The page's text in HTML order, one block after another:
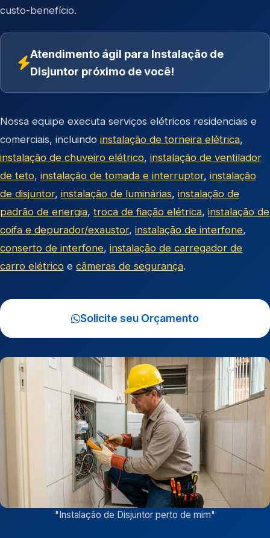
custo-benefício.
Atendimento ágil para Instalação de
Disjuntor próximo de você!
Nossa equipe executa serviços elétricos residenciais e
comerciais, incluindo instalação de torneira elétrica,
instalação de chuveiro elétrico, instalação de ventilador
de teto, instalação de tomada e interruptor, instalação
de disjuntor, instalação de luminárias, instalação de
padrão de energia, troca de fiação elétrica, instalação de
coifa e depurador/exaustor, instalação de interfone,
conserto de interfone, instalação de carregador de
carro elétrico e câmeras de segurança.
Solicite seu Orçamento
"Instalação de Disjuntor perto de mim"